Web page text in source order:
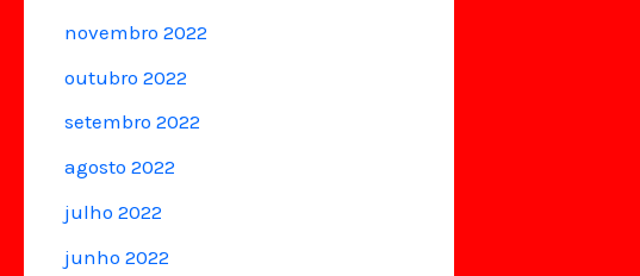
novembro 2022
outubro 2022
setembro 2022
agosto 2022
julho 2022
junho 2022